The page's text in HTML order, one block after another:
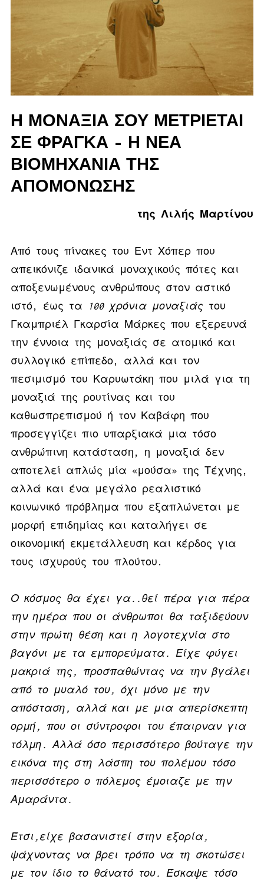
Η ΜΟΝΑΞΙΆ ΣΟΥ ΜΕΤΡΙΈΤΑΙ
ΣΕ ΦΡΆΓΚΑ – Η ΝΈΑ
ΒΙΟΜΗΧΑΝΊΑ ΤΗΣ
ΑΠΟΜΌΝΩΣΗΣ
της Λιλής Μαρτίνου
Από τους πίνακες του Εντ Χόπερ που
απεικόνιζε ιδανικά μοναχικούς πότες και
αποξενωμένους ανθρώπους στον αστικό
ιστό, έως τα
100 χρόνια μοναξιάς του
Γκαμπριέλ Γκαρσία Μάρκες που εξερευνά
την έννοια της μοναξιάς σε ατομικό και
συλλογικό επίπεδο, αλλά και τον
πεσιμισμό του Καρυωτάκη που μιλά για τη
μοναξιά της ρουτίνας και του
καθωσπρεπισμού ή τον Καβάφη που
προσεγγίζει πιο υπαρξιακά μια τόσο
ανθρώπινη κατάσταση, η μοναξιά δεν
αποτελεί απλώς μία «μούσα» της Τέχνης,
αλλά και ένα μεγάλο ρεαλιστικό
κοινωνικό πρόβλημα που εξαπλώνεται με
μορφή επιδημίας και καταλήγει σε
οικονομική εκμετάλλευση και κέρδος για
τους ισχυρούς του πλούτου.
Ο κόσμος θα έχει γα..θεί πέρα για πέρα
την ημέρα που οι άνθρωποι θα ταξιδεύουν
στην πρώτη θέση και η λογοτεχνία στο
βαγόνι με τα εμπορεύματα. Είχε φύγει
μακριά της, προσπαθώντας να την βγάλει
από το μυαλό του, όχι μόνο με την
απόσταση, αλλά και με μια απερίσκεπτη
ορμή, που οι σύντροφοι του έπαιρναν για
τόλμη. Αλλά όσο περισσότερο βούταγε την
εικόνα της στη λάσπη του πολέμου τόσο
περισσότερο ο πόλεμος έμοιαζε με την
Αμαράντα.
Έτσι,είχε βασανιστεί στην εξορία,
ψάχνοντας να βρει τρόπο να τη σκοτώσει
με τον ίδιο το θάνατό του. Έσκαψε τόσο